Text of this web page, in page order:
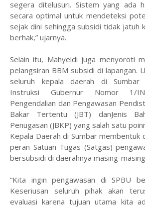
segera ditelusuri. Sistem yang ada
secara optimal untuk mendeteksi
sejak dini sehingga subsidi tidak jatuh
berhak,” ujarnya.
Selain itu, Mahyeldi juga menyoroti
pelangsiran BBM subsidi di lapangan.
seluruh kepala daerah di Sumbar
Instruksi Gubernur Nomor 1/
Pengendalian dan Pengawasan
Bakar Tertentu (JBT) danJenis
Penugasan (JBKP) yang salah satu
Kepala Daerah di Sumbar membentuk
peran Satuan Tugas (Satgas)
bersubsidi di daerahnya masing-
“Kita ingin pengawasan di SPBU
Keseriusan seluruh pihak akan
evaluasi karena tujuan utama kita